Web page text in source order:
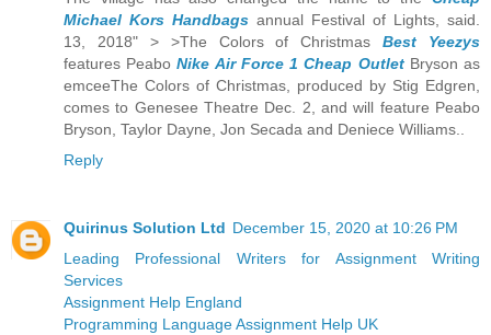
Michael Kors Handbags annual Festival of Lights, said.
13, 2018" > >The Colors of ChristmasBest Yeezys
features PeaboNike Air Force 1 Cheap OutletBryson as
emceeThe Colors of Christmas, produced by Stig Edgren,
comes to Genesee Theatre Dec. 2, and will feature Peabo
Bryson, Taylor Dayne, Jon Secada and Deniece Williams..
Reply
Quirinus Solution Ltd December 15, 2020 at 10:26 PM
Leading Professional Writers for Assignment Writing
Services
Assignment Help England
Programming Language Assignment Help UK